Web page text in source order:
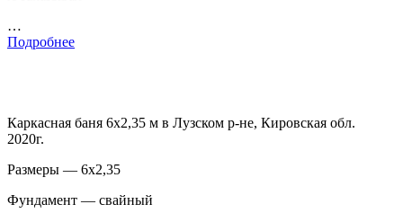
…
Подробнее
Каркасная баня 6х2,35 м в Лузском р-не, Кировская обл.
2020г.
Размеры — 6х2,35
Фундамент — свайный